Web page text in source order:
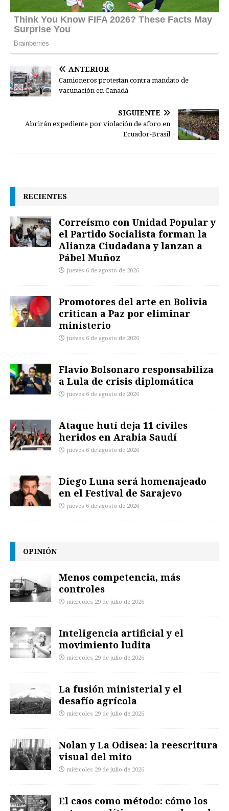
ANTERIOR
Camioneros protestan contra mandato de
vacunación en Canadá
SIGUIENTE
Abrirán expediente por violación de aforo en
Ecuador-Brasil
RECIENTES
Correísmo con Unidad Popular y
el Partido Socialista forman la
Alianza Ciudadana y lanzan a
Pábel Muñoz
jueves 6 de agosto de 2026
Promotores del arte en Bolivia
critican a Paz por eliminar
ministerio
jueves 6 de agosto de 2026
Flavio Bolsonaro responsabiliza
a Lula de crisis diplomática
jueves 6 de agosto de 2026
Ataque hutí deja 11 civiles
heridos en Arabia Saudí
jueves 6 de agosto de 2026
Diego Luna será homenajeado
en el Festival de Sarajevo
jueves 6 de agosto de 2026
OPINIÓN
Menos competencia, más
controles
miércoles 29 de julio de 2026
Inteligencia artificial y el
movimiento ludita
miércoles 29 de julio de 2026
La fusión ministerial y el
desafío agrícola
miércoles 29 de julio de 2026
Nolan y La Odisea: la reescritura
visual del mito
miércoles 29 de julio de 2026
El caos como método: cómo los